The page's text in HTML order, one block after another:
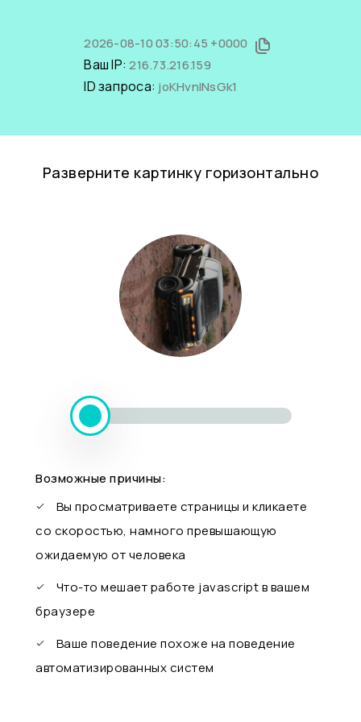
2026-08-10 03:50:45 +0000
Ваш IP:216.73.216.159
ID запроса: joKHvnINsGk1
Разверните картинку горизонтально
Возможные причины:
Вы просматриваете страницы и кликаете
со скоростью, намного превышающую
ожидаемую от человека
Что-то мешает работе javascript в вашем
браузере
Ваше поведение похоже на поведение
автоматизированных систем